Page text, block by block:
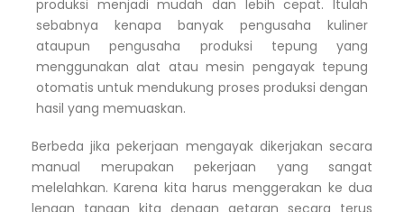
produksi menjadi mudah dan lebih cepat. Itulah
sebabnya kenapa banyak pengusaha kuliner
ataupun pengusaha produksi tepung yang
menggunakan alat atau mesin pengayak tepung
otomatis untuk mendukung proses produksi dengan
hasil yang memuaskan.
Berbeda jika pekerjaan mengayak dikerjakan secara
manual merupakan pekerjaan yang sangat
melelahkan. Karena kita harus menggerakan ke dua
lengan tangan kita dengan getaran secara terus